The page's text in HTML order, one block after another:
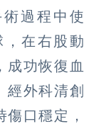
過程中使
在右股動
成功恢復血
經外科清創
口穩定，